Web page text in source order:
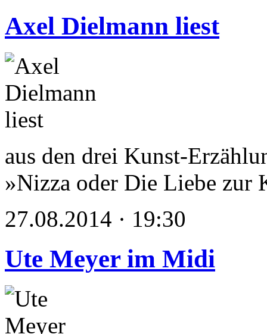
Axel Dielmann liest
aus den drei Kunst-
»Nizza oder Die Liebe zur
27.08.2014 · 19:30
Ute Meyer im Midi